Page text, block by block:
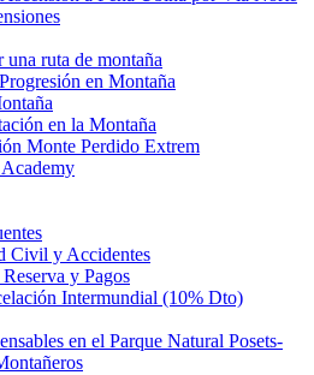
ruta de montaña
en Montaña
en la Montaña
Monte Perdido Extrem
Civil y Accidentes
y Pagos
Intermundial (10% Dto)
en el Parque Natural Posets-